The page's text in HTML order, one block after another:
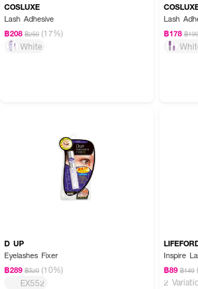
COSLUXE
Lash Adhesive
฿208 ฿250 (17%)
White
Lash
฿178 ฿199
D UP
Eyelashes Fixer
฿289 ฿320 (10%)
EX552
Inspire
฿89 ฿149
2